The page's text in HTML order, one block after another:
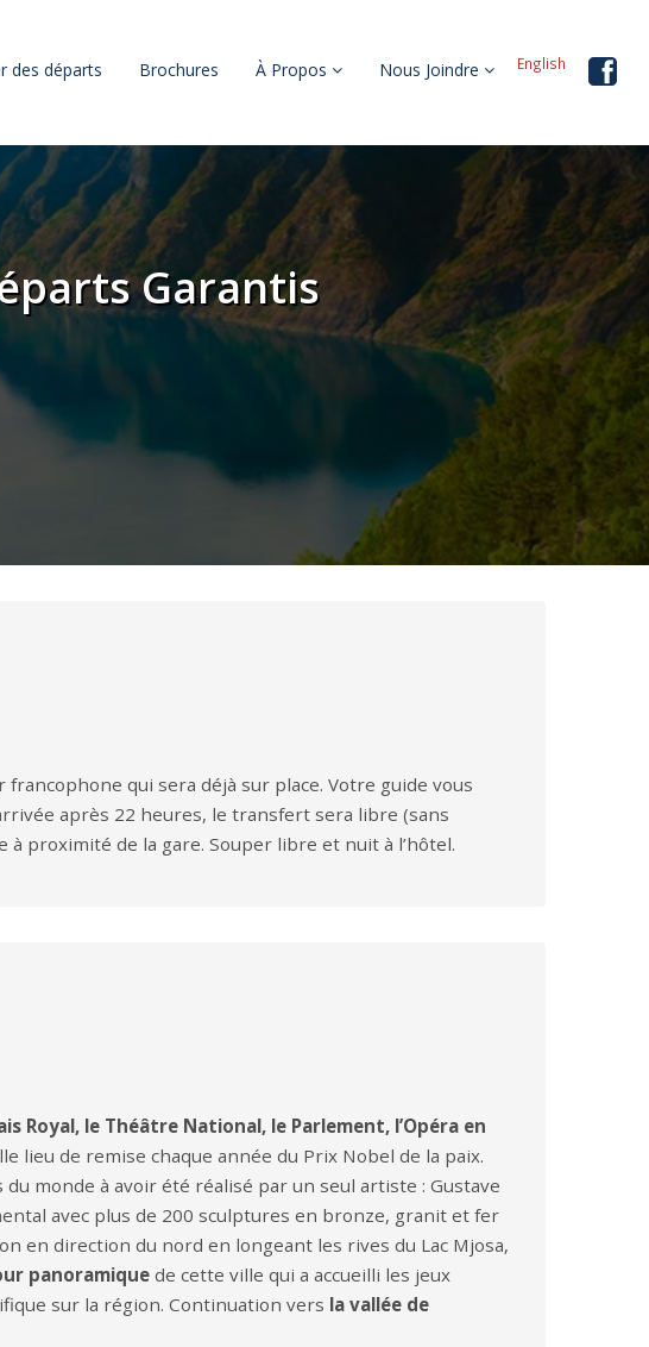
des départs Brochures À Propos Nous Joindre English
Garantis
qui sera déjà sur place. Votre guide vous
après 22 heures, le transfert sera libre (sans
proximité de la gare. Souper libre et nuit à l’hôtel.
Royal, le Théâtre National, le Parlement, l’Opéra en
lieu de remise chaque année du Prix Nobel de la paix.
monde à avoir été réalisé par un seul artiste : Gustave
avec plus de 200 sculptures en bronze, granit et fer
en direction du nord en longeant les rives du Lac Mjosa,
panoramique de cette ville qui a accueilli les jeux
sur la région. Continuation vers la vallée de